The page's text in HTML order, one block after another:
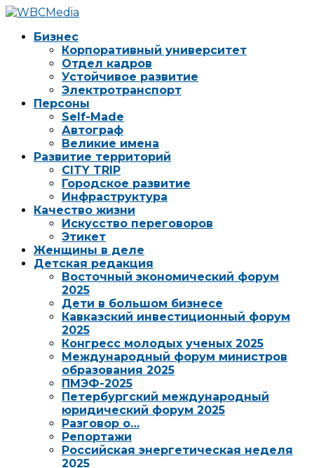
Бизнес
Корпоративный университет
Отдел кадров
Устойчивое развитие
Электротранспорт
Персоны
Self-Made
Автограф
Великие имена
Развитие территорий
CITY TRIP
Городское развитие
Инфраструктура
Качество жизни
Искусство переговоров
Этикет
Женщины в деле
Детская редакция
Восточный экономический форум
2025
Дети в большом бизнесе
Кавказский инвестиционный форум
2025
Конгресс молодых ученых 2025
Международный форум министров
образования 2025
ПМЭФ-2025
Петербургский международный
юридический форум 2025
Разговор о…
Репортажи
Российская энергетическая неделя
2025